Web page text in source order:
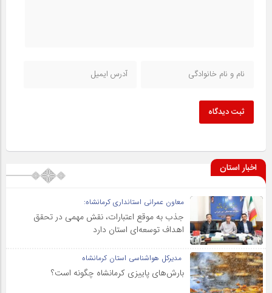
ثبت دیدگاه
اخبار استان
معاون عمرانی استانداری کرمانشاه:
جذب به موقع اعتبارات، نقش مهمی در تحقق
اهداف توسعه‌ای استان دارد
مدیرکل هواشناسی استان کرمانشاه
بارش‌های پاییزی کرمانشاه چگونه است؟